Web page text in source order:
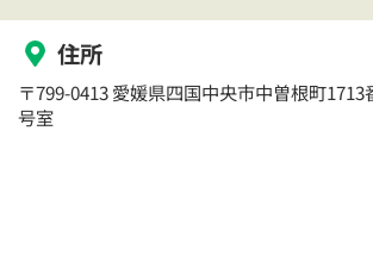
住所
〒799-0413 愛媛県四国中央市中曽根町
号室